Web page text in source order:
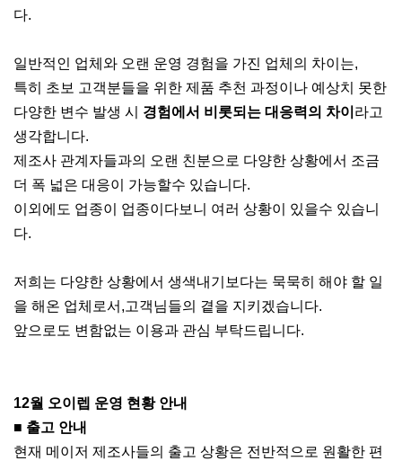
다.
일반적인 업체와 오랜 운영 경험을 가진 업체의 차이는,
특히 초보 고객분들을 위한 제품 추천 과정이나 예상치 못한
다양한 변수 발생 시 경험에서 비롯되는 대응력의 차이라고
생각합니다.
제조사 관계자들과의 오랜 친분으로 다양한 상황에서 조금
더 폭 넓은 대응이 가능할수 있습니다.
이외에도 업종이 업종이다보니 여러 상황이 있을수 있습니
다.
저희는 다양한 상황에서 생색내기보다는 묵묵히 해야 할 일
을 해온 업체로서,고객님들의 곁을 지키겠습니다.
앞으로도 변함없는 이용과 관심 부탁드립니다.
12월 오이렙 운영 현황 안내
■ 출고 안내
현재 메이저 제조사들의 출고 상황은 전반적으로 원활한 편